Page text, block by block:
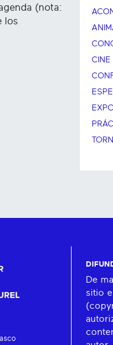
(nota:
los
CINE
De
sitio